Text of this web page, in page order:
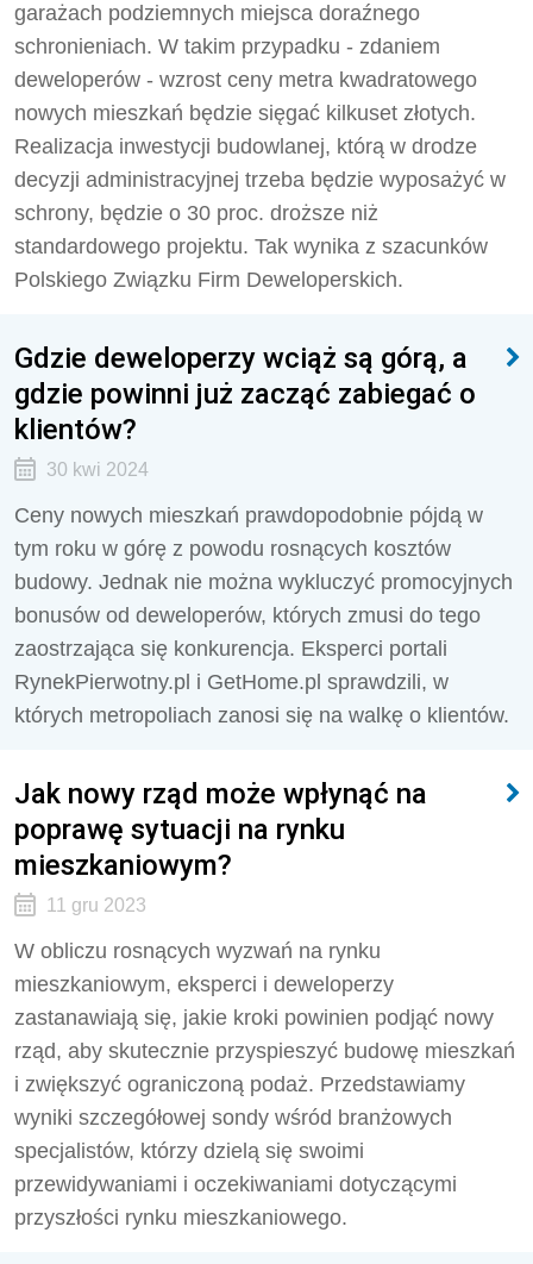
garażach podziemnych miejsca doraźnego
schronieniach. W takim przypadku - zdaniem
deweloperów - wzrost ceny metra kwadratowego
nowych mieszkań będzie sięgać kilkuset złotych.
Realizacja inwestycji budowlanej, którą w drodze
decyzji administracyjnej trzeba będzie wyposażyć w
schrony, będzie o 30 proc. droższe niż
standardowego projektu. Tak wynika z szacunków
Polskiego Związku Firm Deweloperskich.
Gdzie deweloperzy wciąż są górą, a
gdzie powinni już zacząć zabiegać o
klientów?
30 kwi 2024
Ceny nowych mieszkań prawdopodobnie pójdą w
tym roku w górę z powodu rosnących kosztów
budowy. Jednak nie można wykluczyć promocyjnych
bonusów od deweloperów, których zmusi do tego
zaostrzająca się konkurencja. Eksperci portali
RynekPierwotny.pl i GetHome.pl sprawdzili, w
których metropoliach zanosi się na walkę o klientów.
Jak nowy rząd może wpłynąć na
poprawę sytuacji na rynku
mieszkaniowym?
11 gru 2023
W obliczu rosnących wyzwań na rynku
mieszkaniowym, eksperci i deweloperzy
zastanawiają się, jakie kroki powinien podjąć nowy
rząd, aby skutecznie przyspieszyć budowę mieszkań
i zwiększyć ograniczoną podaż. Przedstawiamy
wyniki szczegółowej sondy wśród branżowych
specjalistów, którzy dzielą się swoimi
przewidywaniami i oczekiwaniami dotyczącymi
przyszłości rynku mieszkaniowego.